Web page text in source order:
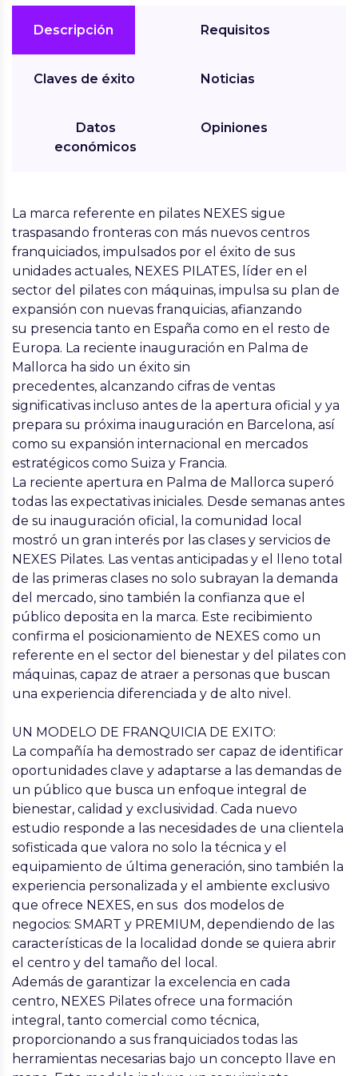
Descripción
Claves de éxito
Datos
económicos
Requisitos
Noticias
Opiniones
La marca referente en pilates NEXES sigue
traspasando fronteras con más nuevos centros
franquiciados, impulsados por el éxito de sus
unidades actuales, NEXES PILATES, líder en el
sector del pilates con máquinas, impulsa su plan de
expansión con nuevas franquicias, afianzando
su presencia tanto en España como en el resto de
Europa. La reciente inauguración en Palma de
Mallorca ha sido un éxito sin
precedentes, alcanzando cifras de ventas
significativas incluso antes de la apertura oficial y ya
prepara su próxima inauguración en Barcelona, así
como su expansión internacional en mercados
estratégicos como Suiza y Francia.
La reciente apertura en Palma de Mallorca superó
todas las expectativas iniciales. Desde semanas antes
de su inauguración oficial, la comunidad local
mostró un gran interés por las clases y servicios de
NEXES Pilates. Las ventas anticipadas y el lleno total
de las primeras clases no solo subrayan la demanda
del mercado, sino también la confianza que el
público deposita en la marca. Este recibimiento
confirma el posicionamiento de NEXES como un
referente en el sector del bienestar y del pilates con
máquinas, capaz de atraer a personas que buscan
una experiencia diferenciada y de alto nivel.
UN MODELO DE FRANQUICIA DE EXITO:
La compañía ha demostrado ser capaz de identificar
oportunidades clave y adaptarse a las demandas de
un público que busca un enfoque integral de
bienestar, calidad y exclusividad. Cada nuevo
estudio responde a las necesidades de una clientela
sofisticada que valora no solo la técnica y el
equipamiento de última generación, sino también la
experiencia personalizada y el ambiente exclusivo
que ofrece NEXES, en sus dos modelos de
negocios: SMART y PREMIUM, dependiendo de las
características de la localidad donde se quiera abrir
el centro y del tamaño del local.
Además de garantizar la excelencia en cada
centro, NEXES Pilates ofrece una formación
integral , tanto comercial como técnica,
proporcionando a sus franquiciados todas las
herramientas necesarias bajo un concepto llave en